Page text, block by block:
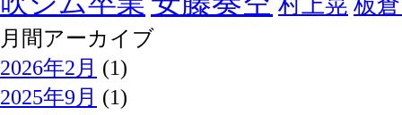
月間アーカイブ
2026年2月 (1)
2025年9月 (1)